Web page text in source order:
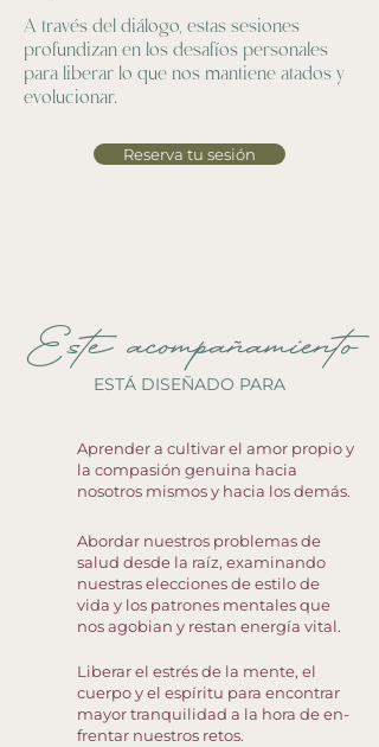
A través del diálogo, estas sesiones
profundizan en los desafíos personales
para liberar lo que nos mantiene atados y
evolucionar.
Reserva tu sesión
Este acompañamiento
ESTÁ DISEÑADO PARA
Aprender a cultivar el amor propio y
la compasión genuina hacia
nosotros mismos y hacia los demás.
Abordar nuestros problemas de
salud desde la raíz, examinando
nuestras elecciones de estilo de
vida y los patrones mentales que
nos agobian y restan energía vital.
Liberar el estrés de la mente, el
cuerpo y el espíritu para encontrar
mayor tranquilidad a la hora de en-
frentar nuestros retos.